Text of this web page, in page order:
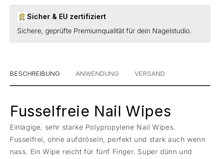
Sicher & EU zertifiziert
Sichere, geprüfte Premiumqualität für dein Nagelstudio.
BESCHREIBUNG ANWENDUNG VERSAND
Fusselfreie Nail Wipes
Einlagige, sehr starke Polypropylene Nail Wipes.
Fusselfrei, ohne aufdröseln, perfekt und stark auch wenn
nass. Ein Wipe reicht für fünf Finger. Super dünn und